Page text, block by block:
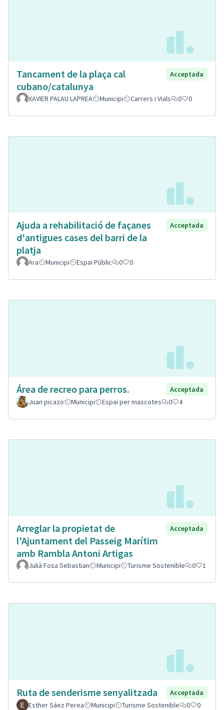
Tancament de la plaça cal
cubano/catalunya
Acceptada
XAVIER PALAU LAPREA Municipi Carrers i Vials 0 0
Ajuda a rehabilitació de façanes
d'antigues cases del barri de la
platja
Acceptada
Ara Municipi Espai Públic 0 0
Área de recreo para perros.
Acceptada
Juan picazo
Municipi Espai per mascotes 0 4
Arreglar la propietat de
l'Ajuntament del Passeig Marítim
amb Rambla Antoni Artigas
Acceptada
Julià Fosa Sebastian Municipi Turisme Sostenible 0 1
Ruta de senderisme senyalitzada
Acceptada
Esther Sáez Perea
Municipi Turisme Sostenible 0 0